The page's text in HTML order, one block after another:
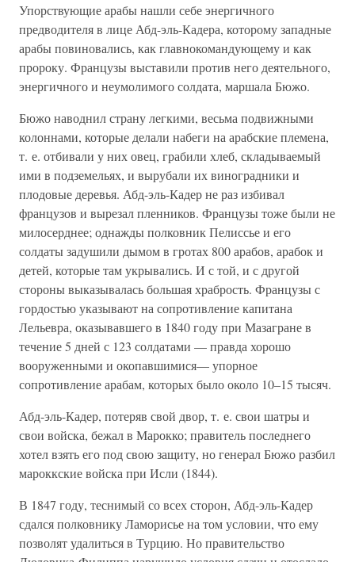
Упорствующие арабы нашли себе энергичного
предводителя в лице Абд-эль-Кадера, которому западные
арабы повиновались, как главнокомандующему и как
пророку. Французы выставили против него деятельного,
энергичного и неумолимого солдата, маршала Бюжо.
Бюжо наводнил страну легкими, весьма подвижными
колоннами, которые делали набеги на арабские племена,
т. е. отбивали у них овец, грабили хлеб, складываемый
ими в подземельях, и вырубали их виноградники и
плодовые деревья. Абд-эль-Кадер не раз избивал
французов и вырезал пленников. Французы тоже были не
милосерднее; однажды полковник Пелиссье и его
солдаты задушили дымом в гротах 800 арабов, арабок и
детей, которые там укрывались. И с той, и с другой
стороны выказывалась большая храбрость. Французы с
гордостью указывают на сопротивление капитана
Лельевра, оказывавшего в 1840 году при Мазагране в
течение 5 дней с 123 солдатами — правда хорошо
вооруженными и окопавшимися— упорное
сопротивление арабам, которых было около 10–15 тысяч.
Абд-эль-Кадер, потеряв свой двор, т. е. свои шатры и
свои войска, бежал в Марокко; правитель последнего
хотел взять его под свою защиту, но генерал Бюжо разбил
мароккские войска при Исли (1844).
В 1847 году, теснимый со всех сторон, Абд-эль-Кадер
сдался полковнику Ламорисье на том условии, что ему
позволят удалиться в Турцию. Но правительство